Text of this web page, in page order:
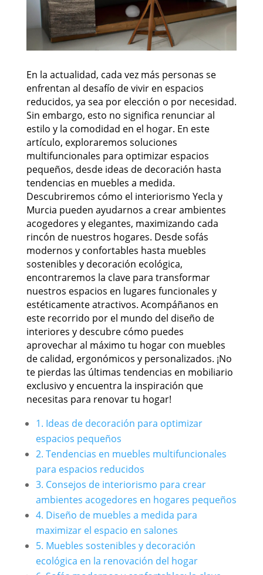
En la actualidad, cada vez más personas se
enfrentan al desafío de vivir en espacios
reducidos, ya sea por elección o por necesidad.
Sin embargo, esto no significa renunciar al
estilo y la comodidad en el hogar. En este
artículo, exploraremos soluciones
multifuncionales para optimizar espacios
pequeños, desde ideas de decoración hasta
tendencias en muebles a medida.
Descubriremos cómo el interiorismo Yecla y
Murcia pueden ayudarnos a crear ambientes
acogedores y elegantes, maximizando cada
rincón de nuestros hogares. Desde sofás
modernos y confortables hasta muebles
sostenibles y decoración ecológica,
encontraremos la clave para transformar
nuestros espacios en lugares funcionales y
estéticamente atractivos. Acompáñanos en
este recorrido por el mundo del diseño de
interiores y descubre cómo puedes
aprovechar al máximo tu hogar con muebles
de calidad, ergonómicos y personalizados. ¡No
te pierdas las últimas tendencias en mobiliario
exclusivo y encuentra la inspiración que
necesitas para renovar tu hogar!
1. Ideas de decoración para optimizar
espacios pequeños
2. Tendencias en muebles multifuncionales
para espacios reducidos
3. Consejos de interiorismo para crear
ambientes acogedores en hogares pequeños
4. Diseño de muebles a medida para
maximizar el espacio en salones
5. Muebles sostenibles y decoración
ecológica en la renovación del hogar